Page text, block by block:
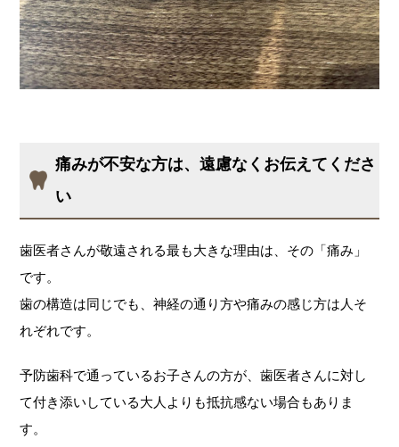
痛みが不安な方は、遠慮なくお伝えてくださ
い
歯医者さんが敬遠される最も大きな理由は、その「痛み」
です。
歯の構造は同じでも、神経の通り方や痛みの感じ方は人そ
れぞれです。
予防歯科で通っているお子さんの方が、歯医者さんに対し
て付き添いしている大人よりも抵抗感ない場合もありま
す。